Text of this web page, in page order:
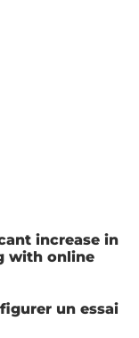
increase in
with online
un essai